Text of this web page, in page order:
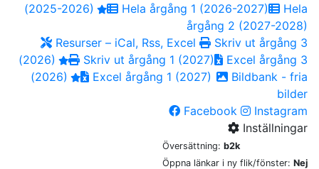
(2025-2026)
Hela årgång 1 (2026-2027)
Hela
årgång 2 (2027-2028)
Resurser – iCal, Rss, Excel
Skriv ut årgång 3
(2026)
Skriv ut årgång 1 (2027)
Excel årgång 3
(2026)
Excel årgång 1 (2027)
Bildbank - fria
bilder
Facebook
Instagram
Inställningar
Översättning: b2k
Öppna länkar i ny flik/fönster: Nej